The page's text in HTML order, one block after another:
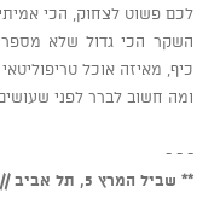
לכם פשוט לצחוק, הכי
השקר הכי גדול שלא
כיף, מאיזה אוכל
ומה חשוב לברר לפני
- - -
** שביל המרץ 5, תל אביב // חניה חופשית בצמוד למקום